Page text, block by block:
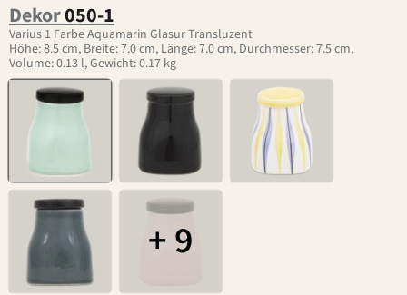
Dekor050-1
Varius 1 Farbe Aquamarin Glasur Transluzent
Höhe: 8.5 cm, Breite: 7.0 cm, Länge: 7.0 cm, Durchmesser: 7.5 cm,
Volume: 0.13 l, Gewicht: 0.17 kg
+ 9